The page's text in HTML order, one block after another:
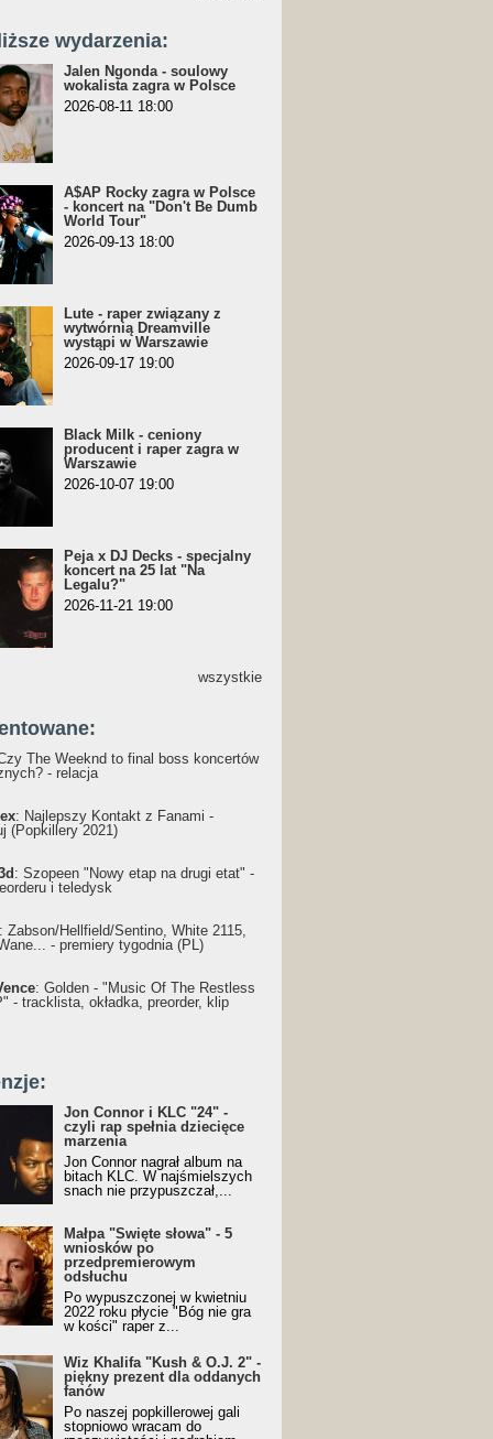
wydarzenia:
Jalen Ngonda - soulowy
wokalista zagra w Polsce
2026-08-11 18:00
A$AP Rocky zagra w Polsce
- koncert na "Don't Be Dumb
World Tour"
2026-09-13 18:00
Lute - raper związany z
wytwórnią Dreamville
wystąpi w Warszawie
2026-09-17 19:00
Black Milk - ceniony
producent i raper zagra w
Warszawie
2026-10-07 19:00
Peja x DJ Decks - specjalny
koncert na 25 lat "Na
Legalu?"
2026-11-21 19:00
wszystkie
The Weeknd to final boss koncertów
- relacja
: Najlepszy Kontakt z Fanami -
(Popkillery 2021)
: Szopeen "Nowy etap na drugi etat" -
i teledysk
: Żabson/Hellfield/Sentino, White 2115,
- premiery tygodnia (PL)
: Golden - "Music Of The Restless
- tracklista, okładka, preorder, klip
Jon Connor i KLC "24" -
czyli rap spełnia dziecięce
marzenia
Jon Connor nagrał album na
bitach KLC. W najśmielszych
snach nie przypuszczał,...
Małpa "Święte słowa" - 5
wniosków po
przedpremierowym
odsłuchu
Po wypuszczonej w kwietniu
2022 roku płycie "Bóg nie gra
w kości" raper z...
Wiz Khalifa "Kush & O.J. 2" -
piękny prezent dla oddanych
fanów
Po naszej popkillerowej gali
stopniowo wracam do